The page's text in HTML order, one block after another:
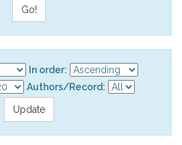
In order:
Authors/Record: